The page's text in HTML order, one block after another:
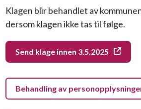
Klagen blir behandlet av
dersom klagen ikke tas til følge.
Send klage innen 3.5.2025
Behandling av